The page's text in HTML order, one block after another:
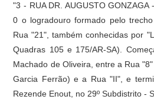
"3 - RUA DR. AUGUSTO
0 o logradouro formado pelo
Rua "21", também conhecidas por
Quadras 105 e 175/AR-SA).
Machado de Oliveira, entre a Rua
Garcia Ferrão) e a Rua "II", e
Rezende Enout, no 29º Subdistrito -